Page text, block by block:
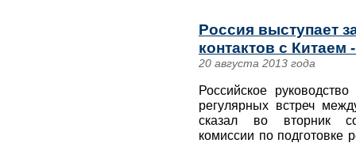
Россия выступает
контактов с Китаем
20 августа 2013 года
Российское
регулярных встреч
сказал во вторник
комиссии по подготовке